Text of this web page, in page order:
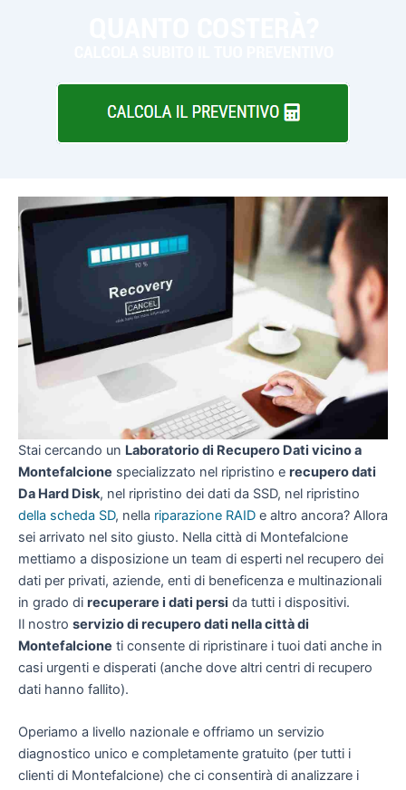
Stai cercando un Laboratorio di Recupero Dati vicino a
Montefalcione specializzato nel ripristino e recupero dati
Da Hard Disk, nel ripristino dei dati da SSD, nel ripristino
della scheda SD, nella riparazione RAID e altro ancora? Allora
sei arrivato nel sito giusto. Nella città di Montefalcione
mettiamo a disposizione un team di esperti nel recupero dei
dati per privati, aziende, enti di beneficenza e multinazionali
in grado di recuperare i dati persi da tutti i dispositivi.
Il nostro servizio di recupero dati nella città di
Montefalcione ti consente di ripristinare i tuoi dati anche in
casi urgenti e disperati (anche dove altri centri di recupero
dati hanno fallito).
Operiamo a livello nazionale e offriamo un servizio
diagnostico unico e completamente gratuito (per tutti i
clienti di Montefalcione) che ci consentirà di analizzare i